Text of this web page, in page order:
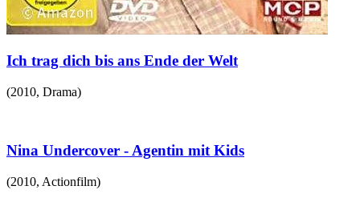
Ich trag dich bis ans Ende der Welt
(2010, Drama)
Nina Undercover - Agentin mit Kids
(2010, Actionfilm)